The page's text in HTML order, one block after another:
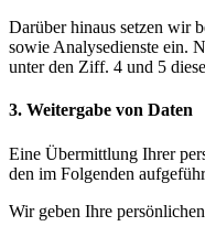
Darüber hinaus setzen wir
sowie Analysedienste ein.
unter den Ziff. 4 und 5
3. Weitergabe von Daten
Eine Übermittlung Ihrer
den im Folgenden
Wir geben Ihre